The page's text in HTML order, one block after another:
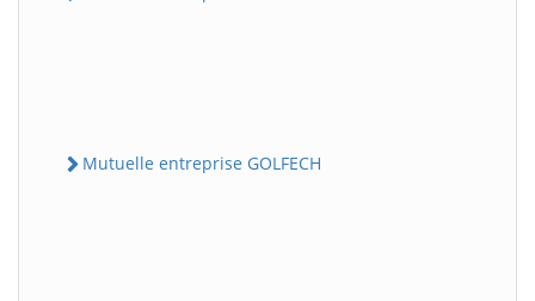
Mutuelle entreprise GOLFECH